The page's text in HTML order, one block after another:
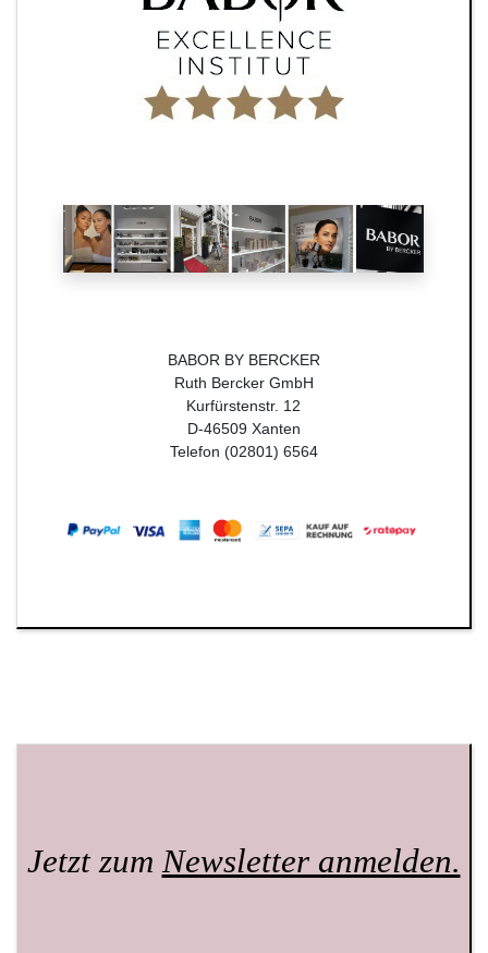
BABOR BY BERCKER
Ruth Bercker GmbH
Kurfürstenstr. 12
D-46509 Xanten
Telefon (02801) 6564
Jetzt zumNewsletter anmelden.